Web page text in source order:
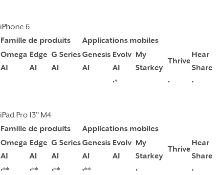
iPhone 6
Famille de produits
Applications mobiles
Omega
AI
Edge
AI
G Series
AI
Genesis
AI
Evolv
AI
My
Starkey
Thrive
Hear
Share
•*
• •
iPad Pro 13" M4
Famille de produits
Applications mobiles
Omega
AI
Edge
AI
G Series
AI
Genesis
AI
Evolv
AI
My
Starkey
Thrive
Hear
Share
•**
•** •** •** • •